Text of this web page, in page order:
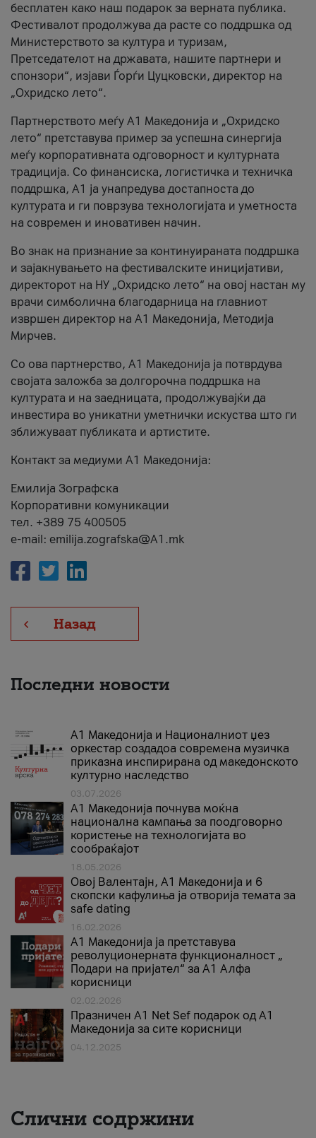
бесплатен како наш подарок за верната публика.
Фестивалот продолжува да расте со поддршка од
Министерството за култура и туризам,
Претседателот на државата, нашите партнери и
спонзори“, изјави Ѓорѓи Цуцковски, директор на
„Охридско лето“.
Партнерството меѓу A1 Македонија и „Охридско
лето“ претставува пример за успешна синергија
меѓу корпоративната одговорност и културната
традиција. Со финансиска, логистичка и техничка
поддршка, A1 ја унапредува достапноста до
културата и ги поврзува технологијата и уметноста
на современ и иновативен начин.
Во знак на признание за континуираната поддршка
и зајакнувањето на фестивалските иницијативи,
директорот на НУ „Охридско лето“ на овој настан му
врачи симболична благодарница на главниот
извршен директор на A1 Македонија, Методија
Мирчев.
Со ова партнерство, A1 Македонија ја потврдува
својата заложба за долгорочна поддршка на
културата и на заедницата, продолжувајќи да
инвестира во уникатни уметнички искуства што ги
зближуваат публиката и артистите.
Контакт за медиуми А1 Македонија:
Емилија Зографска
Корпоративни комуникации
тел. +389 75 400505
e-mail: emilija.zografska@A1.mk
Назад
Последни новости
А1 Македонија и Националниот џез
оркестар создадоа современа музичка
приказна инспирирана од македонското
културно наследство
03.07.2026
A1 Македонија почнува моќна
национална кампања за поодговорно
користење на технологијата во
сообраќајот
18.05.2026
Овој Валентајн, A1 Македонија и 6
скопски кафулиња ја отворија темата за
safe dating
16.02.2026
А1 Македонија ја претставува
револуционерната функционалност „
Подари на пријател“ за А1 Алфа
корисници
02.02.2026
Празничен A1 Net Sеf подарок од А1
Македонија за сите корисници
04.12.2025
Слични содржини